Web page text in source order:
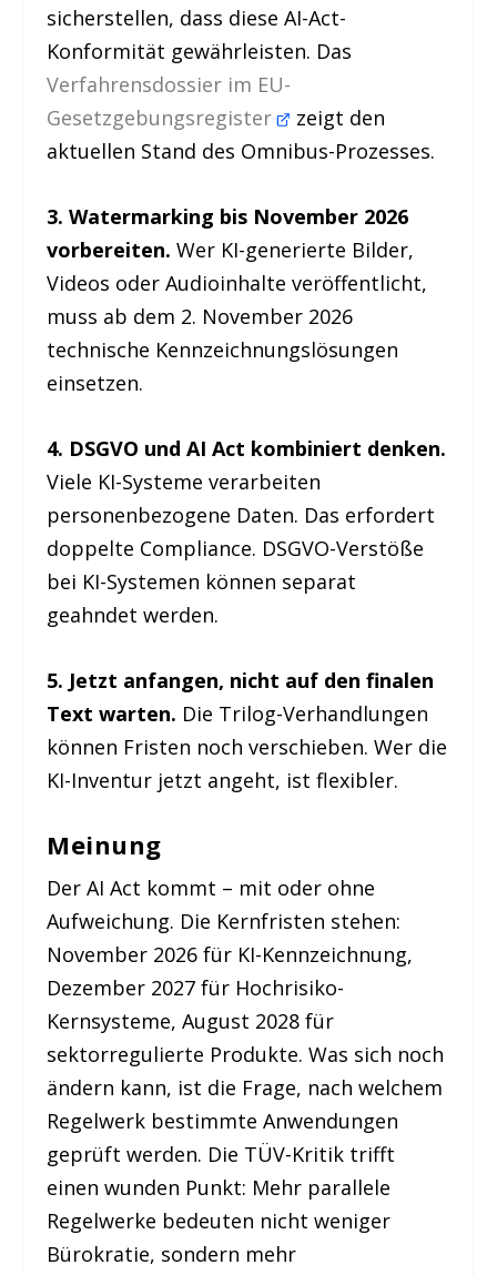
sicherstellen, dass diese AI-Act-
Konformität gewährleisten. Das
Verfahrensdossier im EU-
Gesetzgebungsregister
zeigt den
aktuellen Stand des Omnibus-Prozesses.
3. Watermarking bis November 2026
vorbereiten. Wer KI-generierte Bilder,
Videos oder Audioinhalte veröffentlicht,
muss ab dem 2. November 2026
technische Kennzeichnungslösungen
einsetzen.
4. DSGVO und AI Act kombiniert denken.
Viele KI-Systeme verarbeiten
personenbezogene Daten. Das erfordert
doppelte Compliance. DSGVO-Verstöße
bei KI-Systemen können separat
geahndet werden.
5. Jetzt anfangen, nicht auf den finalen
Text warten. Die Trilog-Verhandlungen
können Fristen noch verschieben. Wer die
KI-Inventur jetzt angeht, ist flexibler.
Meinung
Der AI Act kommt – mit oder ohne
Aufweichung. Die Kernfristen stehen:
November 2026 für KI-Kennzeichnung,
Dezember 2027 für Hochrisiko-
Kernsysteme, August 2028 für
sektorregulierte Produkte. Was sich noch
ändern kann, ist die Frage, nach welchem
Regelwerk bestimmte Anwendungen
geprüft werden. Die TÜV-Kritik trifft
einen wunden Punkt: Mehr parallele
Regelwerke bedeuten nicht weniger
Bürokratie, sondern mehr